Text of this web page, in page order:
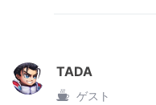
TADA
ゲスト